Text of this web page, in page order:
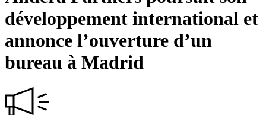
développement international et
annonce l’ouverture d’un
bureau à Madrid